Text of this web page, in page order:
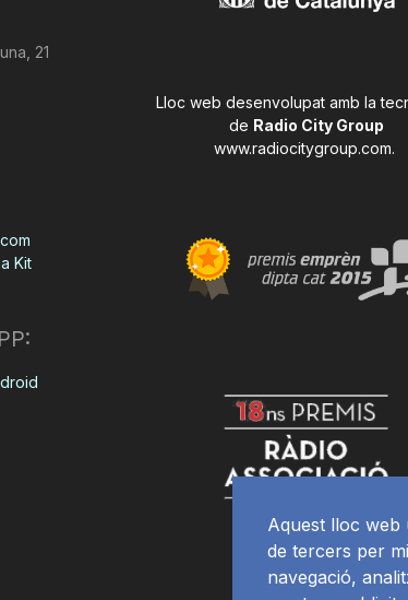
21
Kit
Lloc web desenvolupat amb la
de Radio City Group
www.radiocitygroup.com.
Aquest lloc web
de tercers per
navegació,